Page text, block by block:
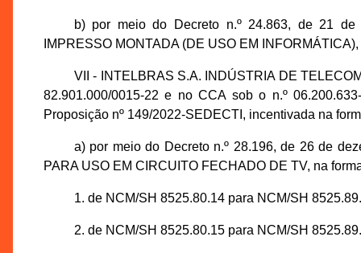
b) por meio do Decreto n.º 24.863, de 21
IMPRESSO MONTADA (DE USO EM
VII - INTELBRAS S.A. INDÚSTRIA DE
82.901.000/0015-22 e no CCA sob o n.º
Proposição nº 149/2022-SEDECTI, incentivada na
a) por meio do Decreto n.º 28.196, de 26 de
PARA USO EM CIRCUITO FECHADO DE TV, na
1. de NCM/SH 8525.80.14 para NCM/SH
2. de NCM/SH 8525.80.15 para NCM/SH